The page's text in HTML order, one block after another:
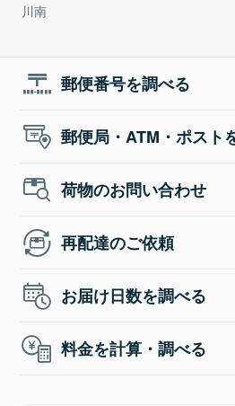
川南
郵便番号を調べる
郵便局・ATM・ポスト
荷物のお問い合わせ
再配達のご依頼
お届け日数を調べる
料金を計算・調べる